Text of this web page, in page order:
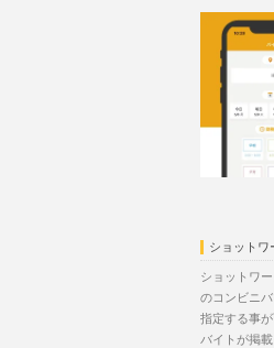
ショットワ
ショットワ
のコンビニ
指定する事
バイトが掲載